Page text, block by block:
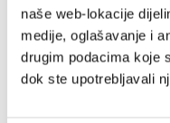
naše web-lokacije
medije, oglašavanje i
drugim podacima koje
dok ste upotrebljavali